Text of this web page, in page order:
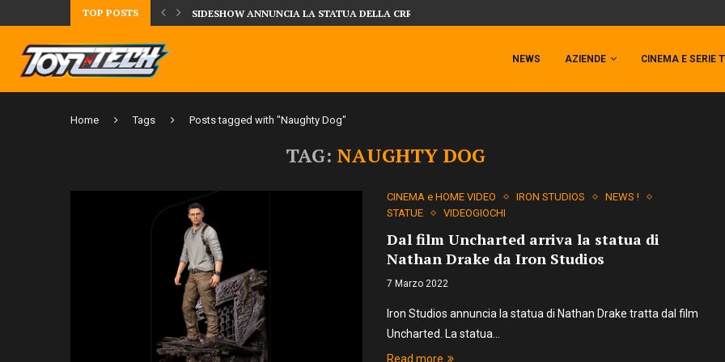
TOP POSTS
LA FIGURE DI IPPO MAKUNOUCHI! SIDESHOW ANNUNCIA LA STATUA DELLA CRRATURA DELLA LAGUNA...
NEWS AZIENDE CINEMA E SERIE
Home Tags Posts tagged with "Naughty Dog"
TAG: NAUGHTY DOG
CINEMA e HOME VIDEO IRON STUDIOS
NEWS !
STATUE
VIDEOGIOCHI
Dal film Uncharted arriva la statua di
Nathan Drake da Iron Studios
7 Marzo 2022
Iron Studios annuncia la statua di Nathan Drake tratta dal film
Uncharted. La statua…
Read more